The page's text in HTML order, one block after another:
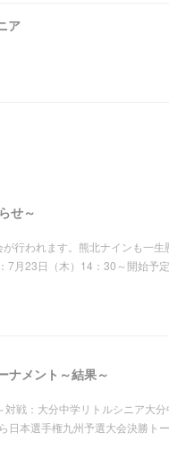
ア
せ～
行われます。熊北ナインも一
月23日（木）14：30～開始予
ナメント～結果～
：45～対戦：大分中
権九州予選大会決勝トーナ